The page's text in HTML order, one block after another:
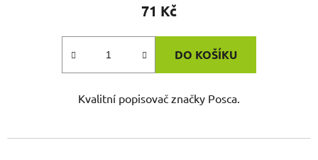
71 Kč
DO KOŠÍKU
Kvalitní popisovač značky Posca.